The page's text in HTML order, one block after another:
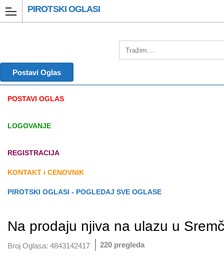
PIROTSKI OGLASI
Postavi Oglas
POSTAVI OGLAS
LOGOVANJE
REGISTRACIJA
KONTAKT i CENOVNIK
PIROTSKI OGLASI - POGLEDAJ SVE OGLASE
Na prodaju njiva na ulazu u
Broj Oglasa: 4843142417 220 pregleda